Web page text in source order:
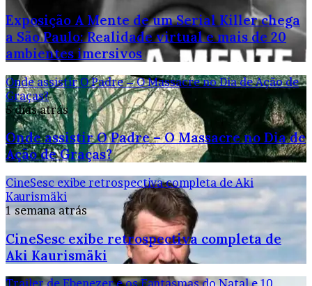
Exposição A Mente de um Serial Killer chega
a São Paulo: Realidade virtual e mais de 20
ambientes imersivos
Onde assistir O Padre – O Massacre no Dia de Ação de
Graças?
5 dias atrás
Onde assistir O Padre – O Massacre no Dia de
Ação de Graças?
CineSesc exibe retrospectiva completa de Aki
Kaurismäki
1 semana atrás
CineSesc exibe retrospectiva completa de
Aki Kaurismäki